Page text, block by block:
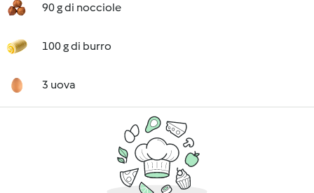
90 g di nocciole
100 g di burro
3 uova